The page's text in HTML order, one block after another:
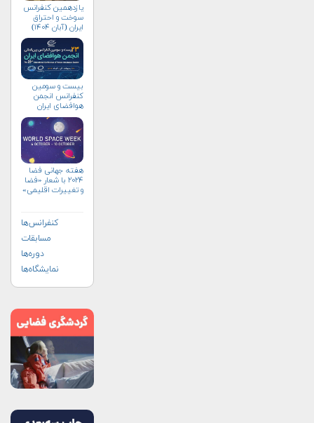
یازدهمین کنفرانس
سوخت و احتراق
ایران (آبان‌ ۱۴۰۴)
بیست و سومین
کنفرانس انجمن
هوافضای ايران
هفته جهانی فضا
۲۰۲۴ با شعار «فضا
و تغییرات اقلیمی»
کنفرانس‌ها
مسابقات
دوره‌ها
نمایشگاه‌ها